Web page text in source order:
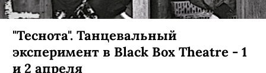
"Теснота". Танцевальный
эксперимент в Black Box Theatre - 1
и 2 апреля